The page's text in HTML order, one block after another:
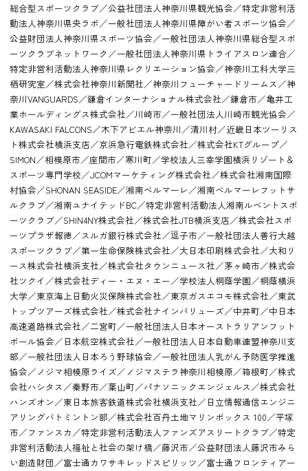
総合型スポーツクラブ／公益社団法人神奈川県観光協会／特定非営利活
動法人神奈川県央ラボ／一般社団法人神奈川県障がい者スポーツ協会／
公益財団法人神奈川県スポーツ協会／一般社団法人神奈川県総合型スポ
ーツクラブネットワーク／一般社団法人神奈川県トライアスロン連合／
特定非営利活動法人神奈川県レクリエーション協会／神奈川工科大学三
栖研究室／株式会社神奈川新聞社／神奈川フューチャードリームス／神
奈川VANGUARDS／鎌倉インターナショナル株式会社／鎌倉市／亀井工
業ホールディングス株式会社／川崎市／一般社団法人川崎市観光協会／
KAWASAKI FALCONS／木下アビエル神奈川／清川村／近畿日本ツーリス
ト株式会社横浜支店／京浜急行電鉄株式会社／株式会社KTグループ／
SIMON／相模原市／座間市／寒川町／学校法人三幸学園横浜リゾート＆
スポーツ専門学校／JCOMマーケティング株式会社／株式会社湘南国際
村協会／SHONAN SEASIDE／湘南ベルマーレ／湘南ベルマーレフットサ
ルクラブ／湘南ユナイテッドBC／特定非営利活動法人湘南ルベントスポ
ーツクラブ／SHIN4NY株式会社／株式会社JTB横浜支店／株式会社スポ
ーツプラザ報徳／スルガ銀行株式会社／逗子市／一般社団法人善行大越
スポーツクラブ／第一生命保険株式会社／大日本印刷株式会社／大和リ
ース株式会社横浜支社／株式会社タウンニュース社／茅ヶ崎市／株式会
社ツクイ／株式会社ディー・エヌ・エー／学校法人桐蔭学園／桐蔭横浜
大学／東京海上日動火災保険株式会社／東京ガスエコモ株式会社／東武
トップツアーズ株式会社／株式会社ナインバリューズ／中井町／中日本
高速道路株式会社／二宮町／一般社団法人日本オーストラリアンフット
ボール協会／日本航空株式会社／一般社団法人日本自動車連盟神奈川支
部／一般社団法人日本ろう野球協会／一般社団法人乳がん予防医学推進
協会／ノジマ相模原ライズ／ノジマステラ神奈川相模原／箱根町／株式
会社ハシタス／秦野市／葉山町／パナソニックエンジェルス／株式会社
ハンズオン／東日本旅客鉄道株式会社横浜支社／日立情報通信エンジニ
アリングバトミントン部／株式会社百丹土地マリンボックス 100／平塚
市／ファンスカ／特定非営利活動法人ファンズアスリートクラブ／特定
非営利活動法人福祉と社会の架け橋／藤沢市／公益財団法人藤沢市みら
い創造財団／富士通カワサキレッドスピリッツ／富士通フロンティアー